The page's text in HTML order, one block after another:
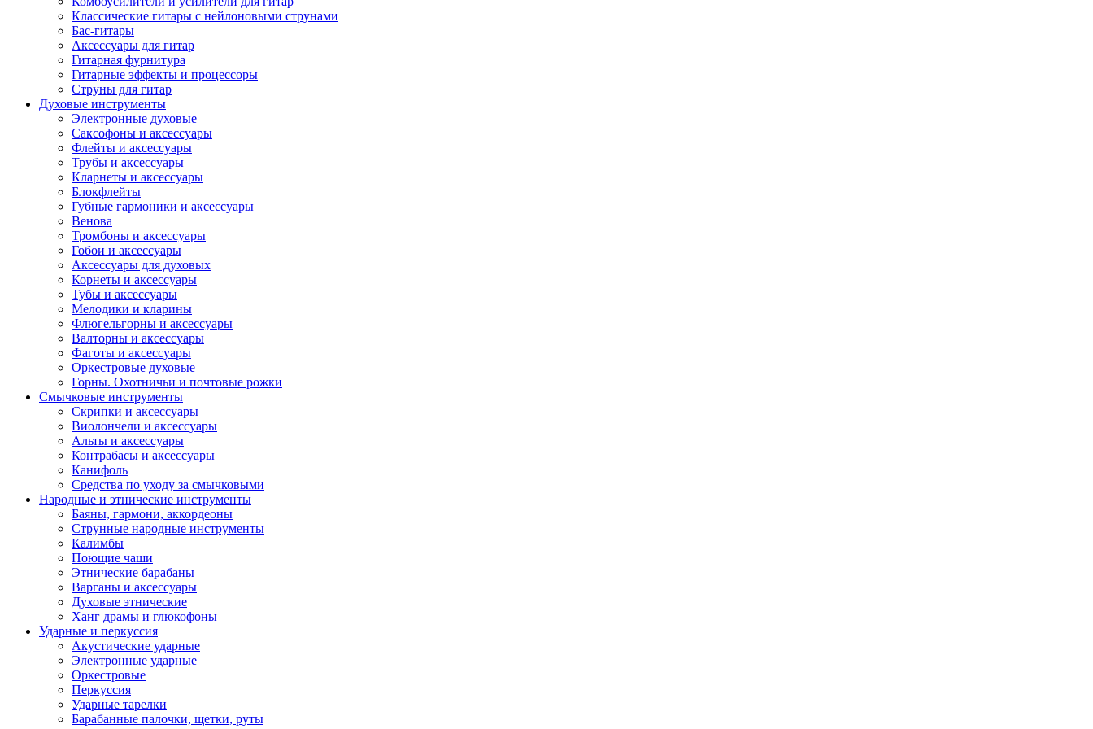
Классические гитары с нейлоновыми струнами
Бас-гитары
Аксессуары для гитар
Гитарная фурнитура
Гитарные эффекты и процессоры
Струны для гитар
Духовые инструменты
Электронные духовые
Саксофоны и аксессуары
Флейты и аксессуары
Трубы и аксессуары
Кларнеты и аксессуары
Блокфлейты
Губные гармоники и аксессуары
Венова
Тромбоны и аксессуары
Гобои и аксессуары
Аксессуары для духовых
Корнеты и аксессуары
Тубы и аксессуары
Мелодики и кларины
Флюгельгорны и аксессуары
Валторны и аксессуары
Фаготы и аксессуары
Оркестровые духовые
Горны. Охотничьи и почтовые рожки
Смычковые инструменты
Скрипки и аксессуары
Виолончели и аксессуары
Альты и аксессуары
Контрабасы и аксессуары
Канифоль
Средства по уходу за смычковыми
Народные и этнические инструменты
Баяны, гармони, аккордеоны
Струнные народные инструменты
Калимбы
Поющие чаши
Этнические барабаны
Варганы и аксессуары
Духовые этнические
Ханг драмы и глюкофоны
Ударные и перкуссия
Акустические ударные
Электронные ударные
Оркестровые
Перкуссия
Ударные тарелки
Барабанные палочки, щетки, руты